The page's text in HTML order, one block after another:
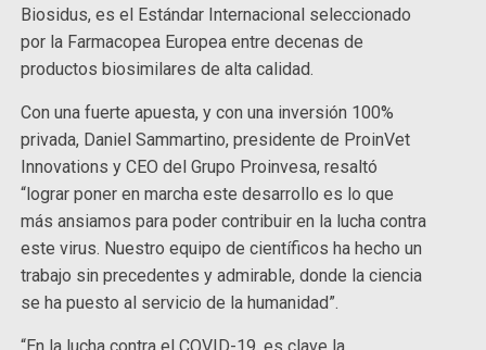
Biosidus, es el Estándar Internacional seleccionado
por la Farmacopea Europea entre decenas de
productos biosimilares de alta calidad.
Con una fuerte apuesta, y con una inversión 100%
privada, Daniel Sammartino, presidente de ProinVet
Innovations y CEO del Grupo Proinvesa, resaltó
“lograr poner en marcha este desarrollo es lo que
más ansiamos para poder contribuir en la lucha contra
este virus. Nuestro equipo de científicos ha hecho un
trabajo sin precedentes y admirable, donde la ciencia
se ha puesto al servicio de la humanidad”.